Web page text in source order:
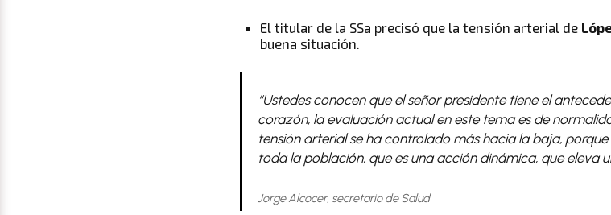
El titular de la SSa precisó que la tensión arterial de
buena situación.
“Ustedes conocen que el señor presidente tiene el
corazón, la evaluación actual en este tema es de
tensión arterial se ha controlado más hacia la baja,
toda la población, que es una acción dinámica, que eleva
Jorge Alcocer, secretario de Salud